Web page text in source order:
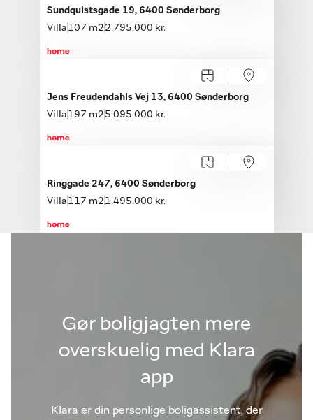
Sundquistsgade 19, 6400 Sønderborg
Villa 107 m2 2.795.000 kr.
Jens Freudendahls Vej 13, 6400 Sønderborg
Villa 197 m2 5.095.000 kr.
Ringgade 247, 6400 Sønderborg
Villa 117 m2 1.495.000 kr.
Gør boligjagten mere
overskuelig med Klara
app
Klara er din personlige boligassistent, der